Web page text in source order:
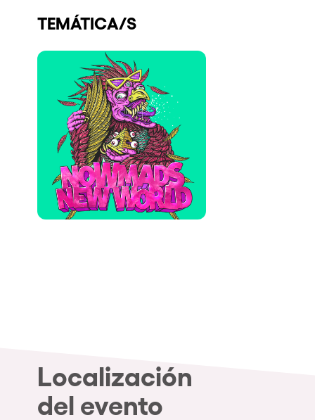
Quienes somos
¿Quieres trabajar con nosotros?
elrow News
Síguenos en tiktok
Síguenos en facebook
Síguenos en instagram
Síguenos en twitter
Síguenos en linkedin
Síguenos en youtube
Política de Privacidad
Política de Cookies
Aviso Legal
Política de Sostenibilidad
TEMÁTICA/S
Localización
del evento